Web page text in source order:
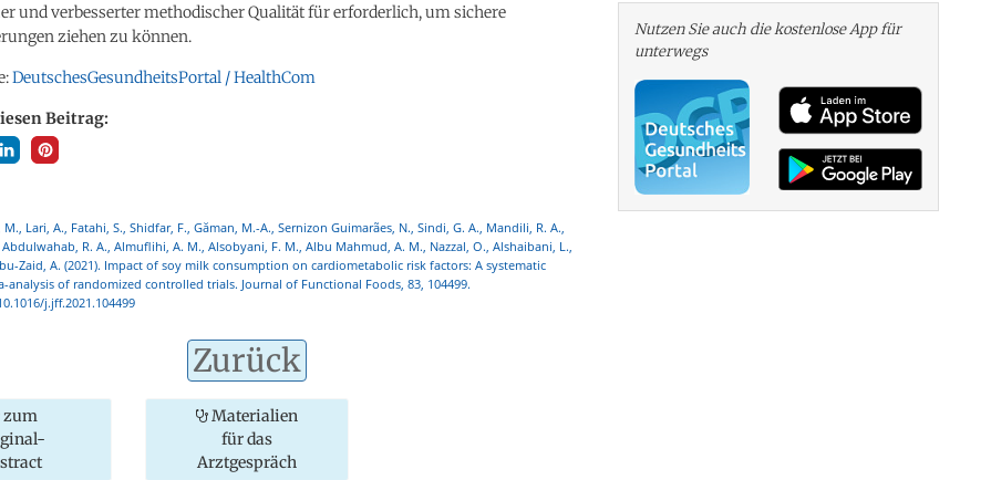
und verbesserter methodischer Qualität für erforderlich, um sichere
ziehen zu können.
DeutschesGesundheitsPortal / HealthCom
Beitrag:
Lari, A., Fatahi, S., Shidfar, F., Găman, M.-A., Sernizon Guimarães, N., Sindi, G. A., Mandili, R. A.,
Abdulwahab, R. A., Almuflihi, A. M., Alsobyani, F. M., Albu Mahmud, A. M., Nazzal, O., Alshaibani, L.,
Zaid, A. (2021). Impact of soy milk consumption on cardiometabolic risk factors: A systematic
analysis of randomized controlled trials. Journal of Functional Foods, 83, 104499.
j.jff.2021.104499
Zurück
zum
Materialien
für das
Arztgespräch
Nutzen Sie auch die kosten­lose App für
unterwegs